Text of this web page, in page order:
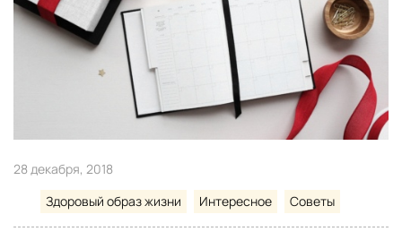
28 декабря, 2018
Здоровый образ жизни
Интересное Советы